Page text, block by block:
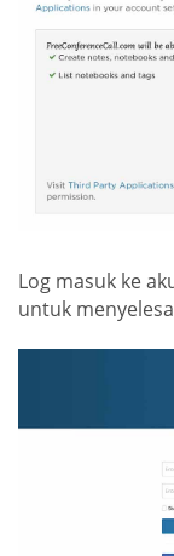
Log masuk ke
untuk